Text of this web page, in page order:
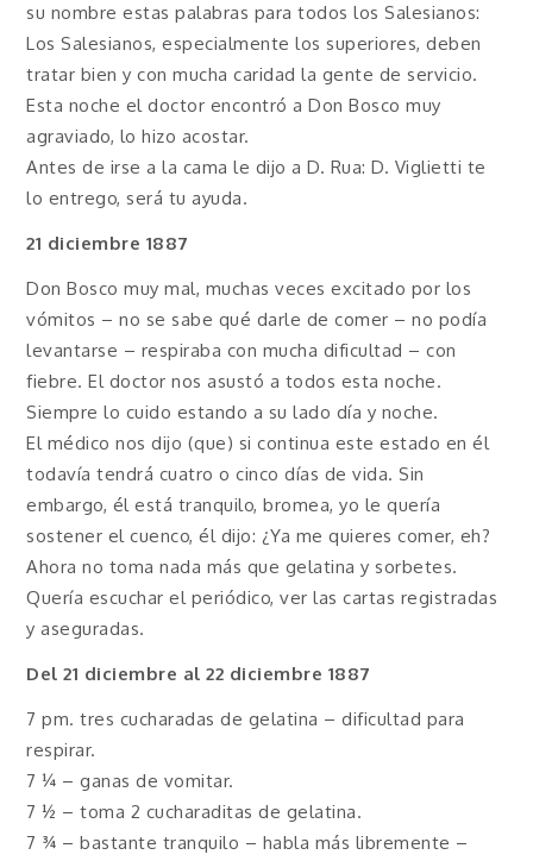
su nombre estas palabras para todos los Salesianos:
Los Salesianos, especialmente los superiores, deben
tratar bien y con mucha caridad la gente de servicio.
Esta noche el doctor encontró a Don Bosco muy
agraviado, lo hizo acostar.
Antes de irse a la cama le dijo a D. Rua: D. Viglietti te
lo entrego, será tu ayuda.
21 diciembre 1887
Don Bosco muy mal, muchas veces excitado por los
vómitos – no se sabe qué darle de comer – no podía
levantarse – respiraba con mucha dificultad – con
fiebre. El doctor nos asustó a todos esta noche.
Siempre lo cuido estando a su lado día y noche.
El médico nos dijo (que) si continua este estado en él
todavía tendrá cuatro o cinco días de vida. Sin
embargo, él está tranquilo, bromea, yo le quería
sostener el cuenco, él dijo: ¿Ya me quieres comer, eh?
Ahora no toma nada más que gelatina y sorbetes.
Quería escuchar el periódico, ver las cartas registradas
y aseguradas.
Del 21 diciembre al 22 diciembre 1887
7 pm. tres cucharadas de gelatina – dificultad para
respirar.
7 ¼ – ganas de vomitar.
7 ½ – toma 2 cucharaditas de gelatina.
7 ¾ – bastante tranquilo – habla más libremente –